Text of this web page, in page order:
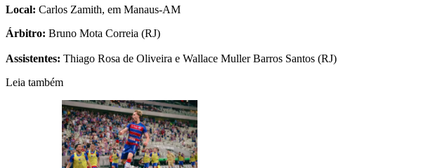
Local: Carlos Zamith, em Manaus-AM
Árbitro: Bruno Mota Correia (RJ)
Assistentes: Thiago Rosa de Oliveira e Wallace Muller Barros Santos (RJ)
Leia também